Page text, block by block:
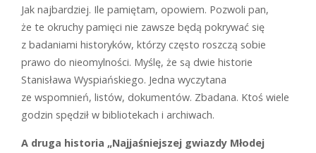
Jak najbardziej. Ile pamiętam, opowiem. Pozwoli pan,
że te okruchy pamięci nie zawsze będą pokrywać się
z badaniami historyków, którzy często roszczą sobie
prawo do nieomylności. Myślę, że są dwie historie
Stanisława Wyspiańskiego. Jedna wyczytana
ze wspomnień, listów, dokumentów. Zbadana. Ktoś wiele
godzin spędził w bibliotekach i archiwach.
A druga historia „Najjaśniejszej gwiazdy Młodej